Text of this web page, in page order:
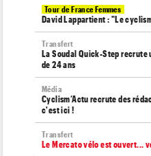
Tour de France Femmes
David Lappartient : "Le
Transfert
La Soudal Quick-Step
de 24 ans
Média
Cyclism’Actu recrute des
c'est ici !
Transfert
Le Mercato vélo est ouvert...